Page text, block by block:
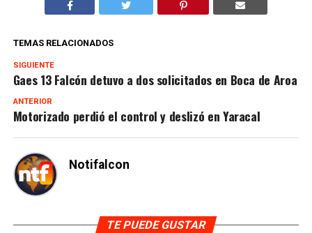
TEMAS RELACIONADOS
SIGUIENTE
Gaes 13 Falcón detuvo a dos solicitados en Boca de Aroa
ANTERIOR
Motorizado perdió el control y deslizó en Yaracal
Notifalcon
TE PUEDE GUSTAR